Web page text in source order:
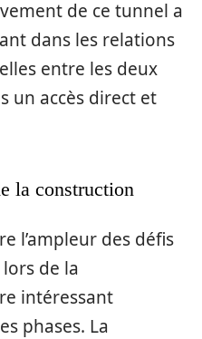
de ce tunnel a
dans les relations
entre les deux
un accès direct et
la construction
l’ampleur des défis
de la
intéressant
phases. La